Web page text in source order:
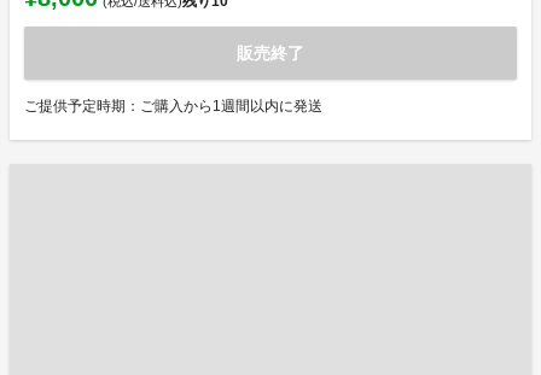
販売終了
ご提供予定時期：ご購入から1週間以内に発送